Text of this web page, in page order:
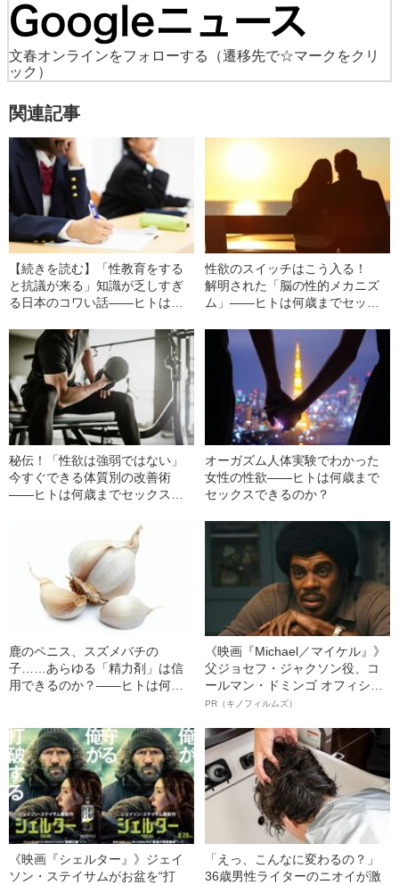
文春オンラインをフォローする
（遷移先で☆マークをクリ
ック）
関連記事
【続きを読む】「性教育をする
と抗議が来る」知識が乏しすぎ
る日本のコワい話――ヒトは何
性欲のスイッチはこう入る！
解明された「脳の性的メカニズ
ム」――ヒトは何歳までセック
秘伝！「性欲は強弱ではない」
今すぐできる体質別の改善術
――ヒトは何歳までセックスで
オーガズム人体実験でわかった
女性の性欲――ヒトは何歳まで
セックスできるのか？
鹿のペニス、スズメバチの
子……あらゆる「精力剤」は信
用できるのか？――ヒトは何歳
《映画『Michael／マイケル』》
父ジョセフ・ジャクソン役、コ
ールマン・ドミンゴ オフィシャ
ルインタビュー“観客を魅了した
語る”《日本興収70億円突破》
PR（キノフィルムズ）
《映画『シェルター』》ジェイ
ソン・ステイサムがお盆を“打
「えっ、こんなに変わるの？」
36歳男性ライターのニオイが激